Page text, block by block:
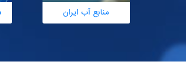
منابع آب ایران